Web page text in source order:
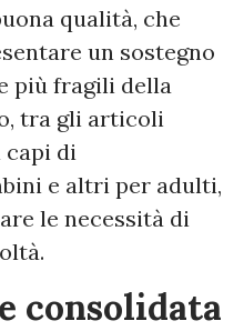
qualità, che
un sostegno
più fragili della
tra gli articoli
di
e altri per adulti,
le necessità di
consolidata